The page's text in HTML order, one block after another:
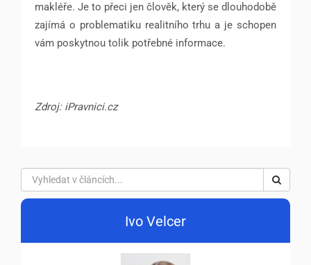
makléře. Je to přeci jen člověk, který se dlouhodobě
zajímá o problematiku realitního trhu a je schopen
vám poskytnou tolik potřebné informace.
Zdroj: iPravnici.cz
Ivo Velcer